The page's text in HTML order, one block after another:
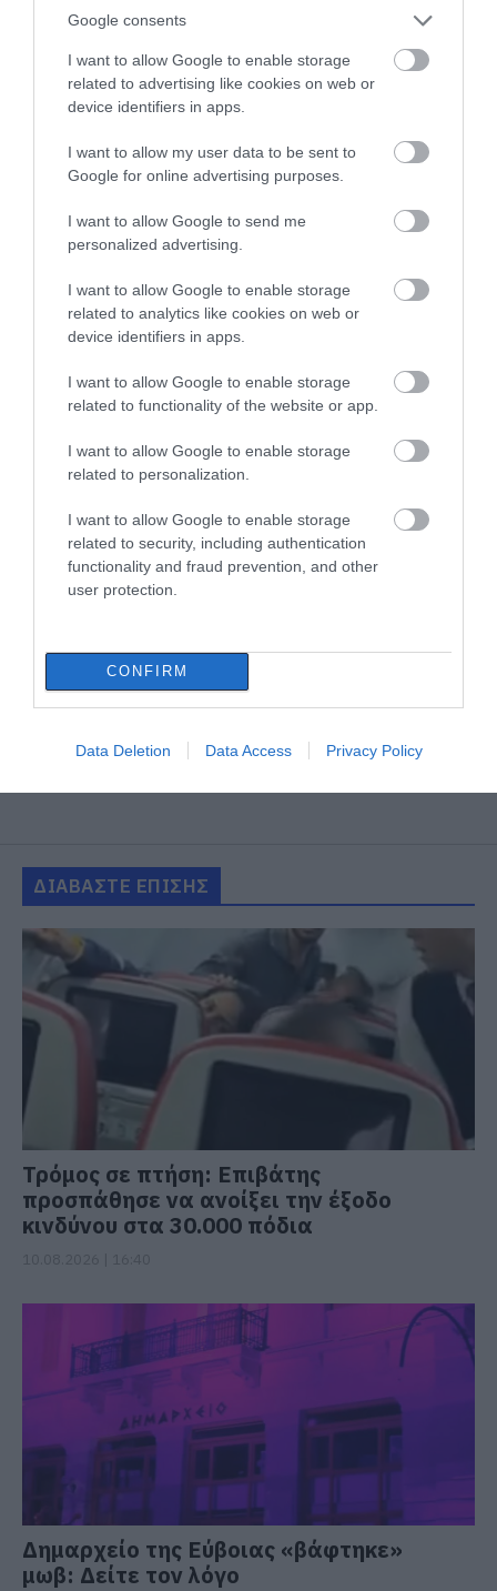
Google consents
I want to allow Google to enable storage
related to advertising like cookies on web or
device identifiers in apps.
I want to allow my user data to be sent to
Google for online advertising purposes.
I want to allow Google to send me
personalized advertising.
I want to allow Google to enable storage
related to analytics like cookies on web or
device identifiers in apps.
I want to allow Google to enable storage
related to functionality of the website or app.
I want to allow Google to enable storage
related to personalization.
I want to allow Google to enable storage
related to security, including authentication
functionality and fraud prevention, and other
user protection.
CONFIRM
Data Deletion Data Access Privacy Policy
ΔΙΑΒΑΣΤΕ ΕΠΙΣΗΣ
Τρόμος σε πτήση: Επιβάτης
προσπάθησε να ανοίξει την έξοδο
κινδύνου στα 30.000 πόδια
Δημαρχείο της Εύβοιας «βάφτηκε»
μωβ: Δείτε τον λόγο